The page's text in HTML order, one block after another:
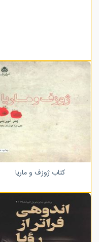
کتاب ژوزف و ماریا